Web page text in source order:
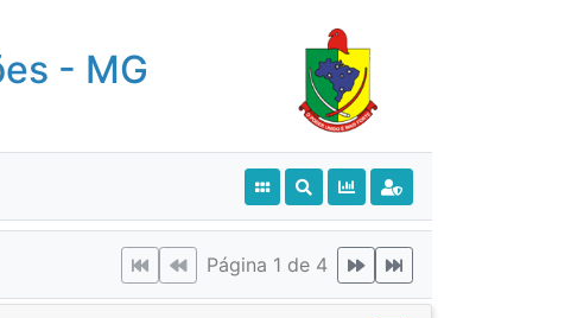
- MG
Página 1 de 4